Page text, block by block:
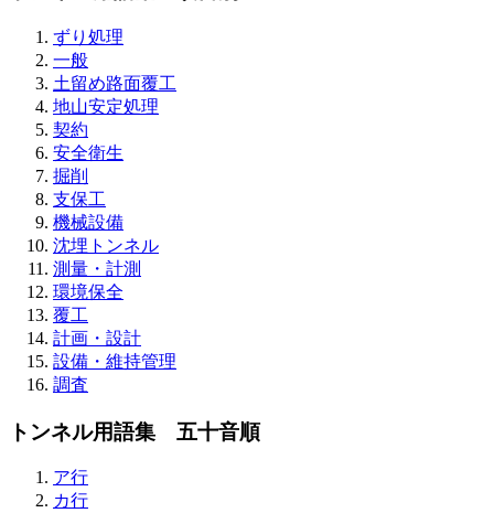
ずり処理
一般
土留め路面覆工
地山安定処理
契約
安全衛生
掘削
支保工
機械設備
沈埋トンネル
測量・計測
環境保全
覆工
計画・設計
設備・維持管理
調査
トンネル用語集 五十音順
ア行
カ行